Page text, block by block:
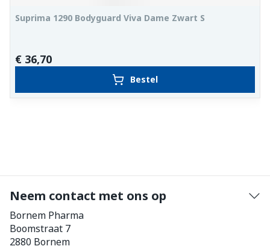
Suprima 1290 Bodyguard Viva Dame Zwart S
€ 36,70
Bestel
Neem contact met ons op
Bornem Pharma
Boomstraat 7
2880 Bornem